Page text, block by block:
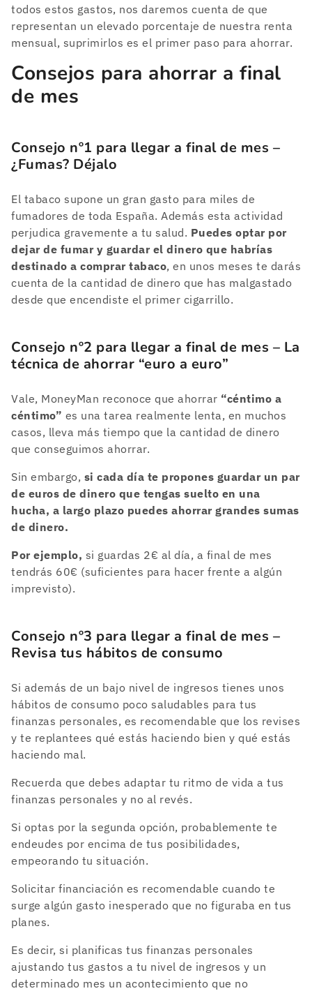
todos estos gastos, nos daremos cuenta de que
representan un elevado porcentaje de nuestra renta
mensual, suprimirlos es el primer paso para ahorrar.
Consejos para ahorrar a final
de mes
Consejo nº1 para llegar a final de mes –
¿Fumas? Déjalo
El tabaco supone un gran gasto para miles de
fumadores de toda España. Además esta actividad
perjudica gravemente a tu salud. Puedes optar por
dejar de fumar y guardar el dinero que habrías
destinado a comprar tabaco, en unos meses te darás
cuenta de la cantidad de dinero que has malgastado
desde que encendiste el primer cigarrillo.
Consejo nº2 para llegar a final de mes – La
técnica de ahorrar “euro a euro”
Vale, MoneyMan reconoce que ahorrar “céntimo a
céntimo” es una tarea realmente lenta, en muchos
casos, lleva más tiempo que la cantidad de dinero
que conseguimos ahorrar.
Sin embargo, si cada día te propones guardar un par
de euros de dinero que tengas suelto en una
hucha, a largo plazo puedes ahorrar grandes sumas
de dinero.
Por ejemplo, si guardas 2€ al día, a final de mes
tendrás 60€ (suficientes para hacer frente a algún
imprevisto).
Consejo nº3 para llegar a final de mes –
Revisa tus hábitos de consumo
Si además de un bajo nivel de ingresos tienes unos
hábitos de consumo poco saludables para tus
finanzas personales, es recomendable que los revises
y te replantees qué estás haciendo bien y qué estás
haciendo mal.
Recuerda que debes adaptar tu ritmo de vida a tus
finanzas personales y no al revés.
Si optas por la segunda opción, probablemente te
endeudes por encima de tus posibilidades,
empeorando tu situación.
Solicitar financiación es recomendable cuando te
surge algún gasto inesperado que no figuraba en tus
planes.
Es decir, si planificas tus finanzas personales
ajustando tus gastos a tu nivel de ingresos y un
determinado mes un acontecimiento que no